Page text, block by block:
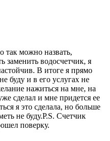
так можно назвать,
заменить водосчетчик, я
В итоге я прямо
буду и в его услугах не
нажиться на мне, на
сделал и мне придется ее
я это сделала, но больше
не буду.P.S. Счетчик
поверку.